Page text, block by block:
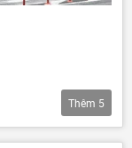
Thêm 5